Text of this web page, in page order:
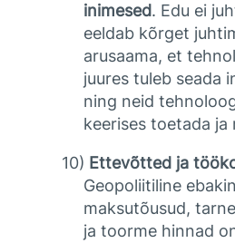
inimesed. Edu ei
eeldab kõrget
arusaama, et
juures tuleb seada
ning neid
keerises toetada ja
10) Ettevõtted ja
Geopoliitiline
maksutõusud,
ja toorme hinnad